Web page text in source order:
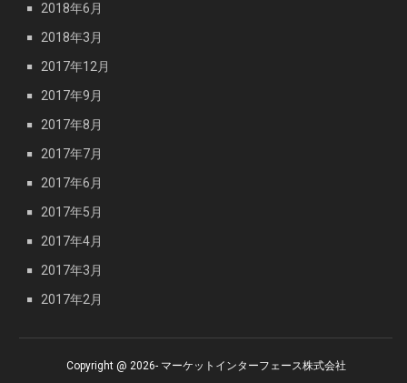
2018年6月
2018年3月
2017年12月
2017年9月
2017年8月
2017年7月
2017年6月
2017年5月
2017年4月
2017年3月
2017年2月
Copyright @ 2026- マーケットインターフェース株式会社